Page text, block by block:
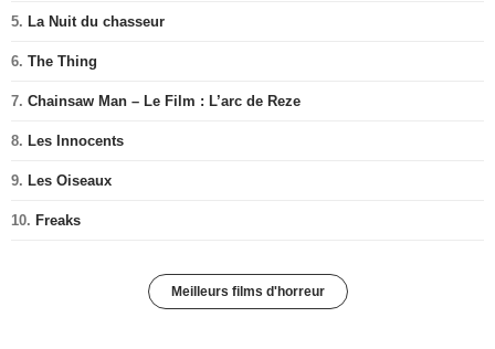
5. La Nuit du chasseur
6. The Thing
7. Chainsaw Man – Le Film : L’arc de Reze
8. Les Innocents
9. Les Oiseaux
10. Freaks
Meilleurs films d'horreur